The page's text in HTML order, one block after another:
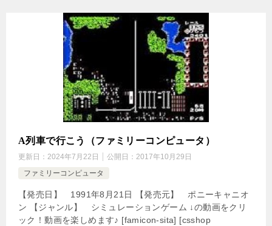
A列車で行こう（ファミリーコンピュータ）
更新日： 2024年7月22日 公開日： 2017年10月29日
ファミリーコンピュータ
【発売日】 1991年8月21日 【発売元】 ポニーキャニオ
ン 【ジャンル】 シミュレーションゲーム ↓の動画をクリ
ック！動画を楽しめます♪ [famicon-sita] [csshop